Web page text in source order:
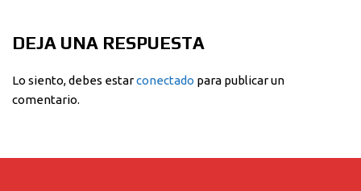
DEJA UNA RESPUESTA
Lo siento, debes estarconectado para publicar un
comentario.